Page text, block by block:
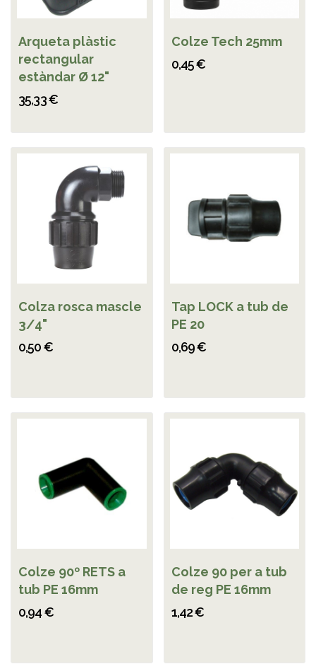
Arqueta plàstic
rectangular
estàndar Ø 12"
35,33 €
Colze Tech 25mm
0,45 €
Colza rosca mascle
3/4"
0,50 €
Tap LOCK a tub de
PE 20
0,69 €
Colze 90º RETS a
tub PE 16mm
0,94 €
Colze 90 per a tub
de reg PE 16mm
1,42 €